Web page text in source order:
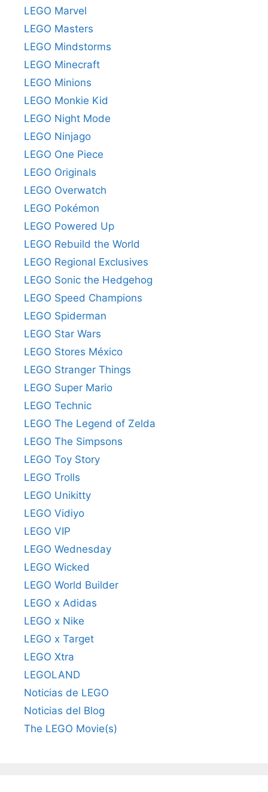
LEGO Marvel
LEGO Masters
LEGO Mindstorms
LEGO Minecraft
LEGO Minions
LEGO Monkie Kid
LEGO Night Mode
LEGO Ninjago
LEGO One Piece
LEGO Originals
LEGO Overwatch
LEGO Pokémon
LEGO Powered Up
LEGO Rebuild the World
LEGO Regional Exclusives
LEGO Sonic the Hedgehog
LEGO Speed Champions
LEGO Spiderman
LEGO Star Wars
LEGO Stores México
LEGO Stranger Things
LEGO Super Mario
LEGO Technic
LEGO The Legend of Zelda
LEGO The Simpsons
LEGO Toy Story
LEGO Trolls
LEGO Unikitty
LEGO Vidiyo
LEGO VIP
LEGO Wednesday
LEGO Wicked
LEGO World Builder
LEGO x Adidas
LEGO x Nike
LEGO x Target
LEGO Xtra
LEGOLAND
Noticias de LEGO
Noticias del Blog
The LEGO Movie(s)